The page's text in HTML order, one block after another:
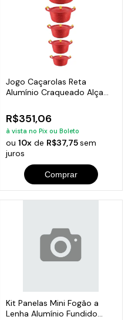
Jogo Caçarolas Reta
Alumínio Craqueado Alça
R$351,06
à vista no Pix ou Boleto
ou 10xde R$37,75sem
juros
Comprar
Kit Panelas Mini Fogão a
Lenha Alumínio Fundido